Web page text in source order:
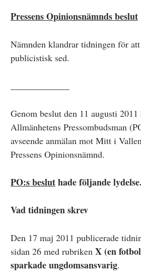
Regler för medier i processen hos
Hela listan över frivilligt anslutna
Skillnaden mellan
Ledamöter i Mediernas Etiknämnd
Den journalistiska yrkesetiken
Jobba hos oss!
Pressens Opinionsnämnds beslut
Nämnden klandrar tidningen för
publicistisk sed.
Genom beslut den 11 augusti 2011
Allmänhetens Pressombudsman
avseende anmälan mot Mitt i
Pressens Opinionsnämnd.
PO:s besluthade följande lydelse.
Vad tidningen skrev
Den 17 maj 2011 publicerade
sidan 26 med rubriken X (en
sparkade ungdomsansvarig.